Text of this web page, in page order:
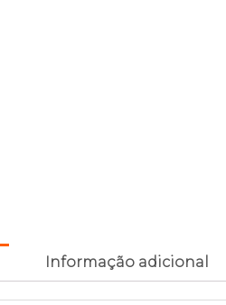
Informação adicional